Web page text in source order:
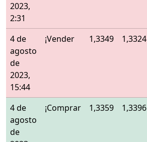
2023,
2:31
4 de
agosto
de
2023,
15:44
¡Vender 1,3349 1,3324
4 de
agosto
de
¡Comprar 1,3359 1,3396